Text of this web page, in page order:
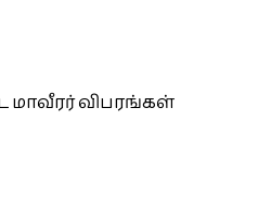
மாவீரர் விபரங்கள்